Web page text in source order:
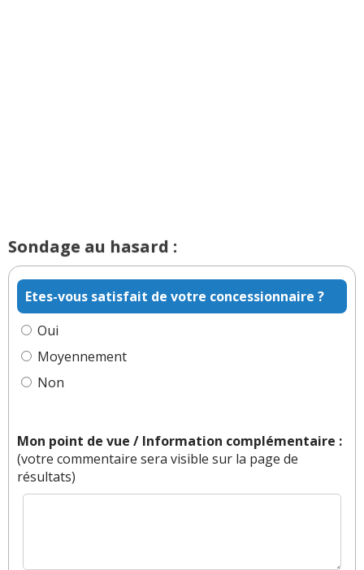
Sondage au hasard :
Etes-vous satisfait de votre concessionnaire ?
Oui
Moyennement
Non
Mon point de vue / Information complémentaire :
(votre commentaire sera visible sur la page de
résultats)